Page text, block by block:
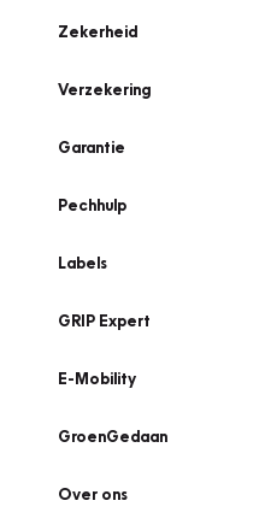
Zekerheid
Verzekering
Garantie
Pechhulp
Labels
GRIP Expert
E-Mobility
GroenGedaan
Over ons